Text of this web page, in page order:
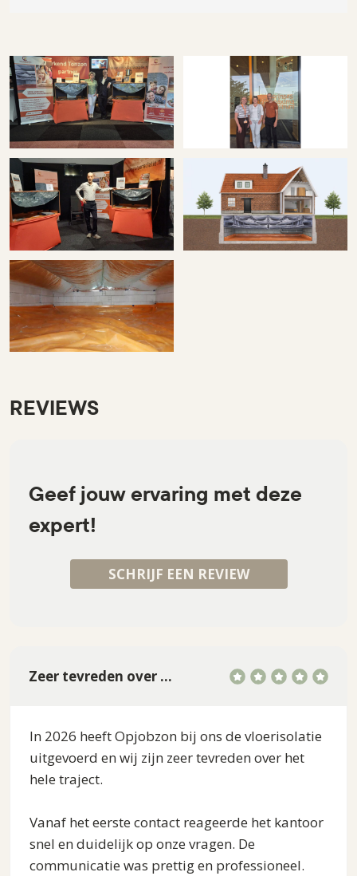
REVIEWS
Zeer tevreden over Opjobzon
In 2026 heeft Opjobzon bij ons de vloerisolatie
uitgevoerd en wij zijn zeer tevreden over het
hele traject.
Vanaf het eerste contact reageerde het kantoor
snel en duidelijk op onze vragen. De
communicatie was prettig en professioneel.
Geef jouw ervaring met deze
expert!
SCHRIJF EEN REVIEW